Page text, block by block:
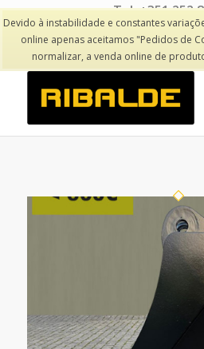
Devido à instabilidade e constantes
online apenas aceitamos "Pedidos de
normalizar, a venda online de
Tel: +351 252
(Chamada para